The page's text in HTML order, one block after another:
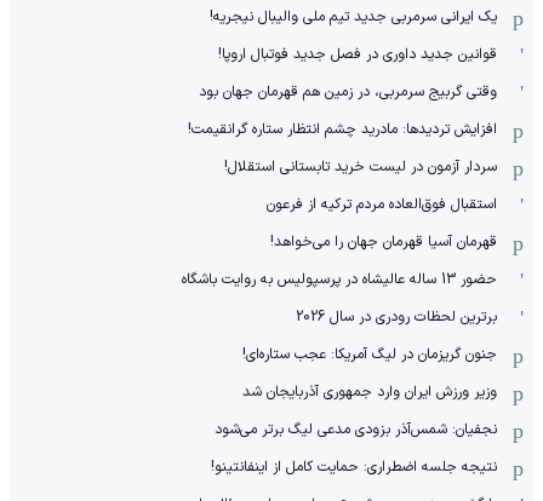
یک ایرانی سرمربی جدید تیم ملی والیبال نیجریه!
قوانین جدید داوری در فصل جدید فوتبال اروپا!
وقتی گربیج سرمربی، در زمین هم قهرمان جهان بود
افزایش تردیدها: مادرید چشم انتظار ستاره گرانقیمت!
سردار آزمون در لیست خرید تابستانی استقلال!
استقبال فوق‌‌العاده مردم ترکیه از فرعون
قهرمان آسیا قهرمان جهان را می‌خواهد!
حضور 13 ساله عالیشاه در پرسپولیس به روایت باشگاه
برترین لحظات رودری در سال 2026
جنون گریزمان در لیگ آمریکا: عجب ستاره‌ای!
وزیر ورزش ایران وارد جمهوری آذربایجان شد
نجفیان: شمس‌آذر بزودی مدعی لیگ برتر می‌شود
نتیجه جلسه اضطراری: حمایت کامل از اینفانتینو!